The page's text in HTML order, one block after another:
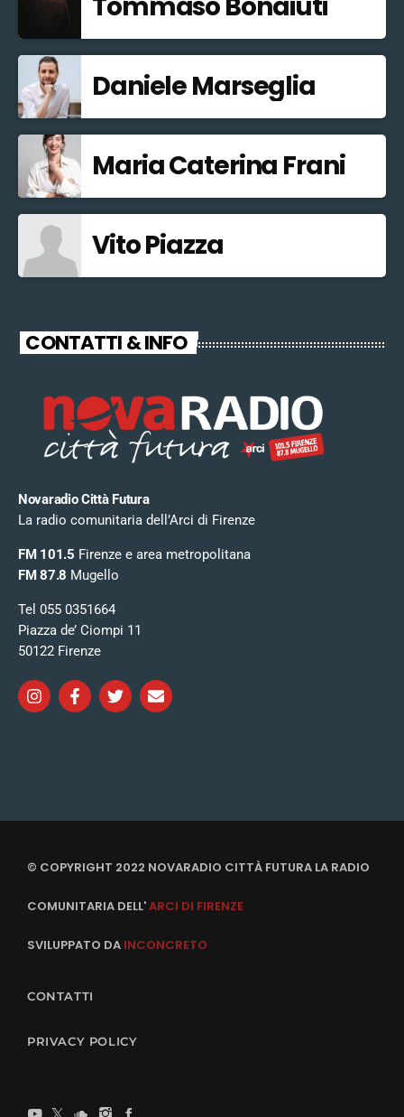
Daniele Marseglia
Maria Caterina Frani
Vito Piazza
CONTATTI & INFO
Novaradio Città Futura
La radio comunitaria dell’Arci di Firenze
FM 101.5 Firenze e area metropolitana
FM 87.8 Mugello
Tel 055 0351664
Piazza de’ Ciompi 11
50122 Firenze
© COPYRIGHT 2022 NOVARADIO CITTÀ FUTURA LA RADIO
COMUNITARIA DELL'ARCI DI FIRENZE
SVILUPPATO DA INCONCRETO
CONTATTI
PRIVACY POLICY